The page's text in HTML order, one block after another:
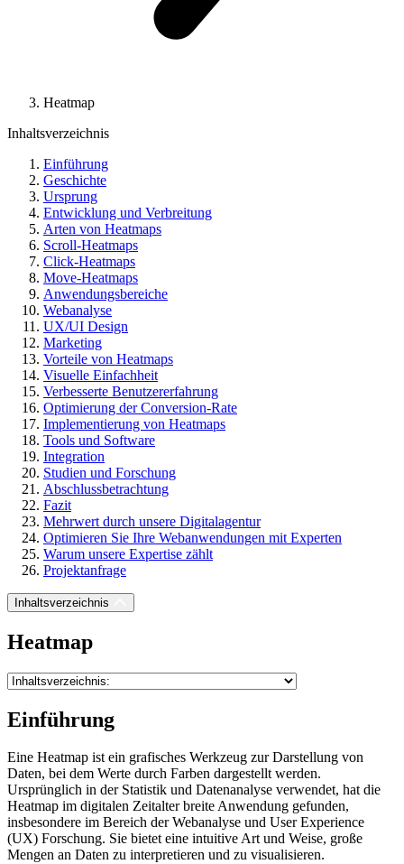
Heatmap
Inhaltsverzeichnis
Einführung
Geschichte
Ursprung
Entwicklung und Verbreitung
Arten von Heatmaps
Scroll-Heatmaps
Click-Heatmaps
Move-Heatmaps
Anwendungsbereiche
Webanalyse
UX/UI Design
Marketing
Vorteile von Heatmaps
Visuelle Einfachheit
Verbesserte Benutzererfahrung
Optimierung der Conversion-Rate
Implementierung von Heatmaps
Tools und Software
Integration
Studien und Forschung
Abschlussbetrachtung
Fazit
Mehrwert durch unsere Digitalagentur
Optimieren Sie Ihre Webanwendungen mit Experten
Warum unsere Expertise zählt
Projektanfrage
Inhaltsverzeichnis
Heatmap
Einführung
Eine Heatmap ist ein grafisches Werkzeug zur Darstellung von
Daten, bei dem Werte durch Farben dargestellt werden.
Ursprünglich in der Statistik und Datenanalyse verwendet, hat die
Heatmap im digitalen Zeitalter breite Anwendung gefunden,
insbesondere im Bereich der Webanalyse und User Experience
(UX) Forschung. Sie bietet eine intuitive Art und Weise, große
Mengen an Daten zu interpretieren und zu visualisieren.